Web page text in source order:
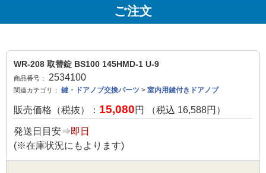
ご注文
WR-208 取替錠 BS100 145HMD-1 U-9
商品番号： 2534100
関連カテゴリ： 鍵・ドアノブ交換パーツ > 室内用鍵付きドアノブ
販売価格（税抜）： 15,080円 （税込 16,588円）
発送日目安⇒即日
(※在庫状況にもよります)